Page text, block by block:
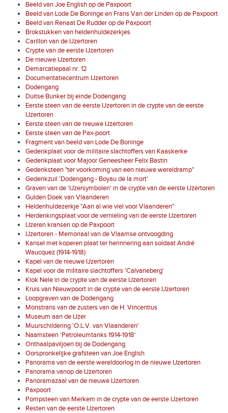
Beeld van Joe English op de Paxpoort
Beeld van Lode De Boninge en Frans Van der Linden op de Paxpoort
Beeld van Renaat De Rudder op de Paxpoort
Brokstukken van heldenhuldezerkjes
Carillon van de IJzertoren
Crypte van de eerste IJzertoren
De nieuwe IJzertoren
Demarcatiepaal nr. 12
Documentatiecentrum IJzertoren
Dodengang
Duitse Bunker bij einde Dodengang
Eerste steen van de eerste IJzertoren in de crypte van de eerste
IJzertoren
Eerste steen van de nieuwe IJzertoren
Eerste steen van de Pax-poort
Fragment van beeld van Lode De Boninge
Gedenkplaat voor de militaire slachtoffers van Kaaskerke
Gedenkplaat voor Majoor Geneesheer Felix Bastin
Gedenksteen "ter voorkoming van een nieuwe wereldramp"
Gedenkzuil 'Dodengang - Boyau de la mort'
Graven van de 'IJzersymbolen' in de crypte van de eerste IJzertoren
Gulden Doek van Vlaanderen
Heldenhuldezerkje "Aan al wie viel voor Vlaanderen"
Herdenkingsplaat voor de vernieling van de eerste IJzertoren
IJzeren kransen op de Paxpoort
IJzertoren - Memoriaal van de Vlaamse ontvoogding
Kansel met koperen plaat ter herinnering aan soldaat André
Waucquez (1914-1918)
Kapel van de nieuwe IJzertoren
Kapel voor de militaire slachtoffers 'Calvarieberg'
Klok Nele in de crypte van de eerste IJzertoren
Kruis van Nieuwpoort in de crypte van de eerste IJzertoren
Loopgraven van de Dodengang
Monstrans van de zusters van de H. Vincentius
Museum aan de IJzer
Muurschildering 'O.L.V. van Vlaanderen'
Naamsteen 'Petroleumtanks 1914-1918'
Onthaalpaviljoen bij de Dodengang
Oorspronkelijke grafsteen van Joe English
Panorama van de eerste wereldoorlog in de nieuwe IJzertoren
Panorama vanop de IJzertoren
Panoramazaal van de nieuwe IJzertoren
Paxpoort
Pompsteen van Merkem in de crypte van de eerste IJzertoren
Resten van de eerste IJzertoren